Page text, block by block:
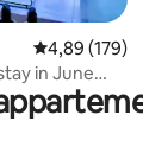
Évaluation
4,89 (179)
in June